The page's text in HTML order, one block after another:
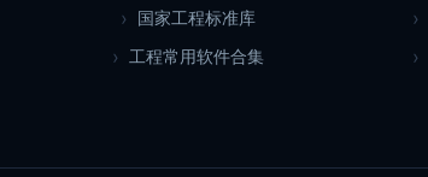
国家工程标准库
工程常用软件合集